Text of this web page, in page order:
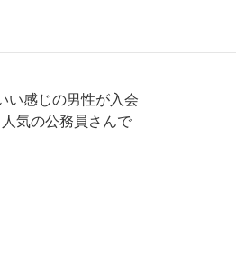
い感じの男性が入会
気の公務員さんで